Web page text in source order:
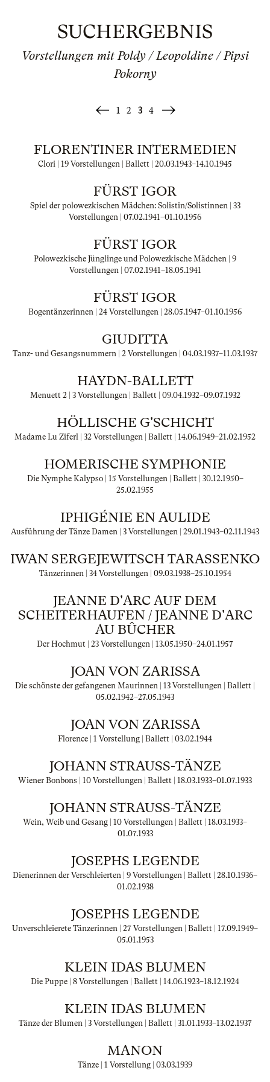
SUCHERGEBNIS
Vorstellungen mit Poldy / Leopoldine / Pipsi
Pokorny
«
1 2 3 4
Weiter
FLORENTINER INTERMEDIEN
Clori | 19 Vorstellungen | Ballett | 20.03.1943–14.10.1945
FÜRST IGOR
Spiel der polowezkischen Mädchen: Solistin/Solistinnen | 33
Vorstellungen | 07.02.1941–01.10.1956
FÜRST IGOR
Polowezkische Jünglinge und Polowezkische Mädchen | 9
Vorstellungen | 07.02.1941–18.05.1941
FÜRST IGOR
Bogentänzerinnen | 24 Vorstellungen | 28.05.1947–01.10.1956
GIUDITTA
Tanz- und Gesangsnummern | 2 Vorstellungen | 04.03.1937–11.03.1937
HAYDN-BALLETT
Menuett 2 | 3 Vorstellungen | Ballett | 09.04.1932–09.07.1932
HÖLLISCHE G'SCHICHT
Madame Lu Ziferl | 32 Vorstellungen | Ballett | 14.06.1949–21.02.1952
HOMERISCHE SYMPHONIE
Die Nymphe Kalypso | 15 Vorstellungen | Ballett | 30.12.1950–
25.02.1955
IPHIGÉNIE EN AULIDE
Ausführung der Tänze Damen | 3 Vorstellungen | 29.01.1943–02.11.1943
IWAN SERGEJEWITSCH TARASSENKO
Tänzerinnen | 34 Vorstellungen | 09.03.1938–25.10.1954
JEANNE D'ARC AUF DEM
SCHEITERHAUFEN / JEANNE D'ARC
AU BÛCHER
Der Hochmut | 23 Vorstellungen | 13.05.1950–24.01.1957
JOAN VON ZARISSA
Die schönste der gefangenen Maurinnen | 13 Vorstellungen | Ballett |
05.02.1942–27.05.1943
JOAN VON ZARISSA
Florence | 1 Vorstellung | Ballett | 03.02.1944
JOHANN STRAUSS-TÄNZE
Wiener Bonbons | 10 Vorstellungen | Ballett | 18.03.1933–01.07.1933
JOHANN STRAUSS-TÄNZE
Wein, Weib und Gesang | 10 Vorstellungen | Ballett | 18.03.1933–
01.07.1933
JOSEPHS LEGENDE
Dienerinnen der Verschleierten | 9 Vorstellungen | Ballett | 28.10.1936–
01.02.1938
JOSEPHS LEGENDE
Unverschleierete Tänzerinnen | 27 Vorstellungen | Ballett | 17.09.1949–
05.01.1953
KLEIN IDAS BLUMEN
Die Puppe | 8 Vorstellungen | Ballett | 14.06.1923–18.12.1924
KLEIN IDAS BLUMEN
Tänze der Blumen | 3 Vorstellungen | Ballett | 31.01.1933–13.02.1937
MANON
Tänze | 1 Vorstellung | 03.03.1939